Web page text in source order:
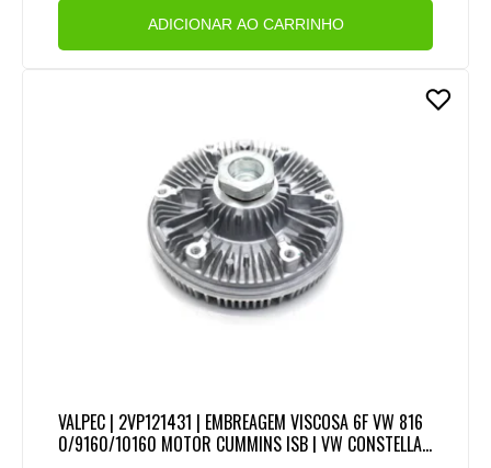
ADICIONAR AO CARRINHO
VALPEC | 2VP121431 | EMBREAGEM VISCOSA 6F VW 816
0/9160/10160 MOTOR CUMMINS ISB | VW CONSTELLAT